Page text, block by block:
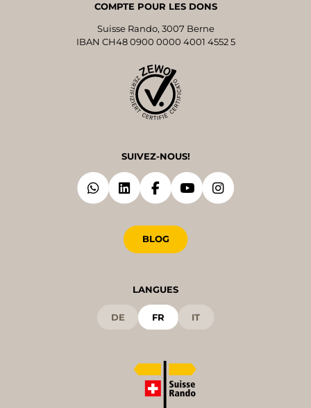
COMPTE POUR LES DONS
Suisse Rando, 3007 Berne
IBAN CH48 0900 0000 4001 4552 5
SUIVEZ-NOUS!
BLOG
LANGUES
DE FR IT